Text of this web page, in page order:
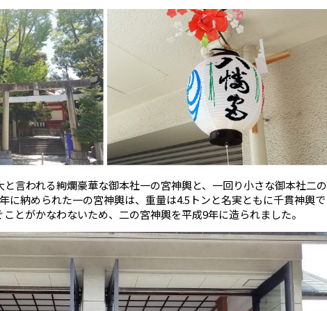
言われる絢爛豪華な御本社一の宮神輿と、一回り小さな御本社二の
に納められた一の宮神輿は、重量は4.5トンと名実ともに千貫神輿で
とがかなわないため、二の宮神輿を平成9年に造られました。